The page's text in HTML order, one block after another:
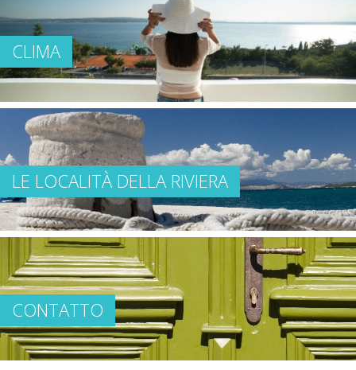
CLIMA
LE LOCALITÀ DELLA RIVIERA
CONTATTO